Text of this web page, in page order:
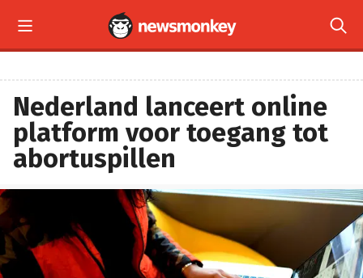
 
Nederland lanceert online
platform voor toegang tot
abortuspillen